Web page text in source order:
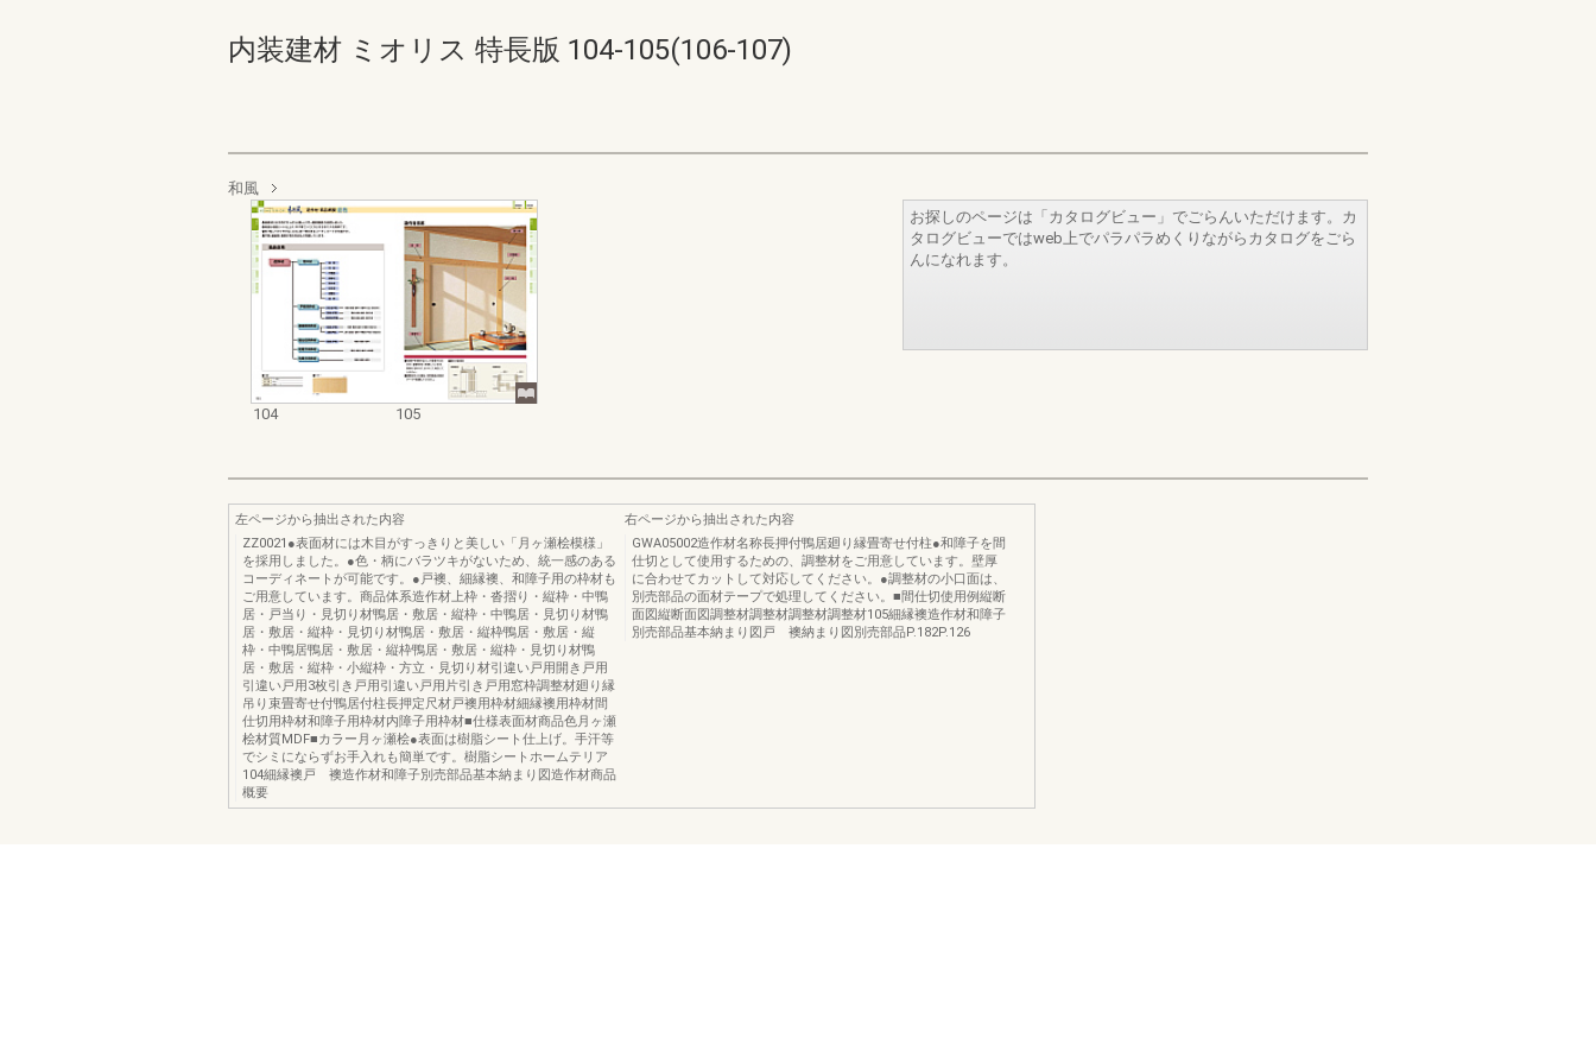
内装建材 ミオリス 特長版 104-105(106-107)
和風
104 105
お探しのページは「カタログビュー」でごらんいただけます。カ
タログビューではweb上でパラパラめくりながらカタログをごら
んになれます。
左ページから抽出された内容
ZZ0021●表面材には木目がすっきりと美しい「月ヶ瀬桧模様」
を採用しました。●色・柄にバラツキがないため、統一感のある
コーディネートが可能です。●戸襖、細縁襖、和障子用の枠材も
ご用意しています。商品体系造作材上枠・沓摺り・縦枠・中鴨
居・戸当り・見切り材鴨居・敷居・縦枠・中鴨居・見切り材鴨
居・敷居・縦枠・見切り材鴨居・敷居・縦枠鴨居・敷居・縦
枠・中鴨居鴨居・敷居・縦枠鴨居・敷居・縦枠・見切り材鴨
居・敷居・縦枠・小縦枠・方立・見切り材引違い戸用開き戸用
引違い戸用3枚引き戸用引違い戸用片引き戸用窓枠調整材廻り縁
吊り束畳寄せ付鴨居付柱長押定尺材戸襖用枠材細縁襖用枠材間
仕切用枠材和障子用枠材内障子用枠材■仕様表面材商品色月ヶ瀬
桧材質MDF■カラー月ヶ瀬桧●表面は樹脂シート仕上げ。手汗等
でシミにならずお手入れも簡単です。樹脂シートホームテリア
104細縁襖戸 襖造作材和障子別売部品基本納まり図造作材商品
概要
右ページから抽出された内容
GWA05002造作材名称長押付鴨居廻り縁畳寄せ付柱●和障子を間
仕切として使用するための、調整材をご用意しています。壁厚
に合わせてカットして対応してください。●調整材の小口面は、
別売部品の面材テープで処理してください。■間仕切使用例縦断
面図縦断面図調整材調整材調整材調整材105細縁襖造作材和障子
別売部品基本納まり図戸 襖納まり図別売部品P.182P.126